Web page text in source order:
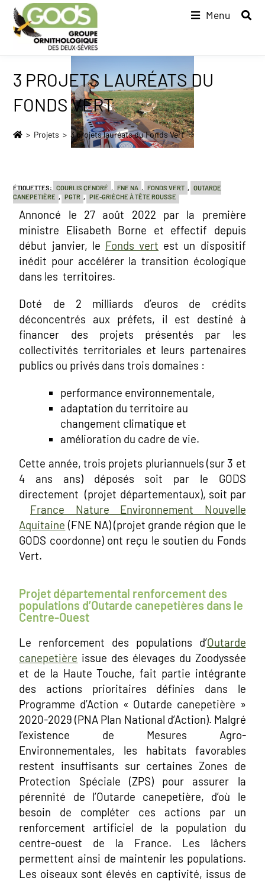
Menu
3 PROJETS LAURÉATS DU
FONDS VERT
> Projets > 3 projets lauréats du Fonds Vert
ÉTIQUETTES: COURLIS CENDRÉ , FNE NA , FONDS VERT ,
OUTARDE
CANEPETIÈRE , PGTR , PIE-GRIÈCHE À TÊTE ROUSSE
Annoncé le 27 août 2022 par la première
ministre Elisabeth Borne et effectif depuis
début janvier, le Fonds vert est un dispositif
inédit pour accélérer la transition écologique
dans les territoires.
Doté de 2 milliards d’euros de crédits
déconcentrés aux préfets, il est destiné à
financer des projets présentés par les
collectivités territoriales et leurs partenaires
publics ou privés dans trois domaines :
performance environnementale,
adaptation du territoire au
changement climatique et
amélioration du cadre de vie.
Cette année, trois projets pluriannuels (sur 3 et
4 ans ans) déposés soit par le GODS
directement (projet départementaux), soit par
France Nature Environnement Nouvelle
Aquitaine (FNE NA) (projet grande région que le
GODS coordonne) ont reçu le soutien du Fonds
Vert.
Projet départemental renforcement des
populations d’Outarde canepetières dans le
Centre-Ouest
Le renforcement des populations d’Outarde
canepetière issue des élevages du Zoodyssée
et de la Haute Touche, fait partie intégrante
des actions prioritaires définies dans le
Programme d’Action « Outarde canepetière »
2020-2029 (PNA Plan National d’Action). Malgré
l’existence de Mesures Agro-
Environnementales, les habitats favorables
restent insuffisants sur certaines Zones de
Protection Spéciale (ZPS) pour assurer la
pérennité de l’Outarde canepetière, d’où le
besoin de compléter ces actions par un
renforcement artificiel de la population du
centre-ouest de la France. Les lâchers
permettent ainsi de maintenir les populations.
Les oiseaux sont élevés en captivité, issus de